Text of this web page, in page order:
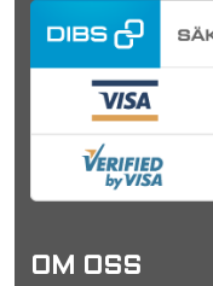
OM OSS